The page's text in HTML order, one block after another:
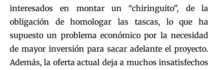
interesados en montar un “chiringuito”, de la
obligación de homologar las tascas, lo que ha
supuesto un problema económico por la necesidad
de mayor inversión para sacar adelante el proyecto.
Además, la oferta actual deja a muchos insatisfechos